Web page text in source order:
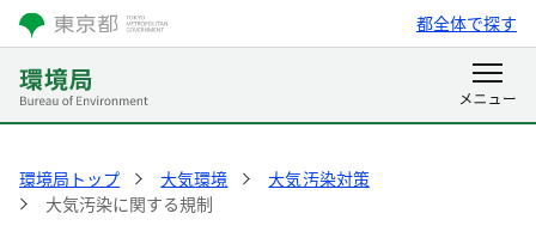
都全体で探す
環境局トップ 大気環境
大気汚染対策
大気汚染に関する規制